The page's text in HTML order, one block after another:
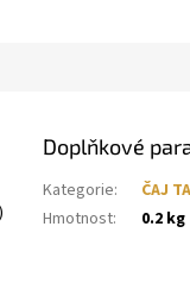
Doplňkové
Kategorie:
ČAJ
Hmotnost: 0.2 kg